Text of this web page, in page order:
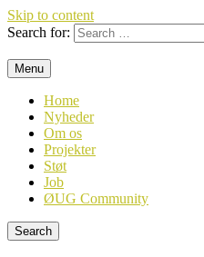
Skip to content
Search for:
Økonomer Uden Grænser
Vi hjælper dem der hjælper andre
Menu
Home
Nyheder
Om os
Projekter
Støt
Job
ØUG Community
Search